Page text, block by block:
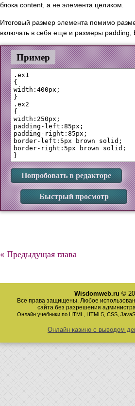
блока content, а не элемента целиком.
Итоговый размер элемента помимо
включать в себя еще и размеры padding,
Пример
.ex1
{
width:400px;
}
.ex2
{
width:250px;
padding-left:85px;
padding-right:85px;
border-left:5px brown solid;
border-right:5px brown solid;
Попробовать в редакторе
Быстрый просмотр
« Предыдущая глава
Wisdomweb.ru ©
Все права защищены. Любое
сайта без разрешения
Онлайн учебники по HTML, HTML5, CSS,
Онлайн казино с выводом